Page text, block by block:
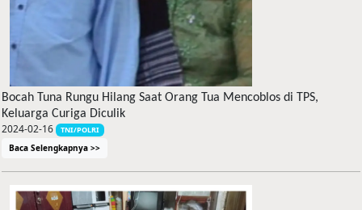
Bocah Tuna Rungu Hilang Saat Orang Tua Mencoblos di TPS,
Keluarga Curiga Diculik
2024-02-16 TNI/POLRI
Baca Selengkapnya >>